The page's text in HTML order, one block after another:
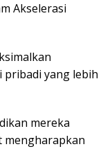
Akselerasi
pribadi yang lebih
mereka
mengharapkan